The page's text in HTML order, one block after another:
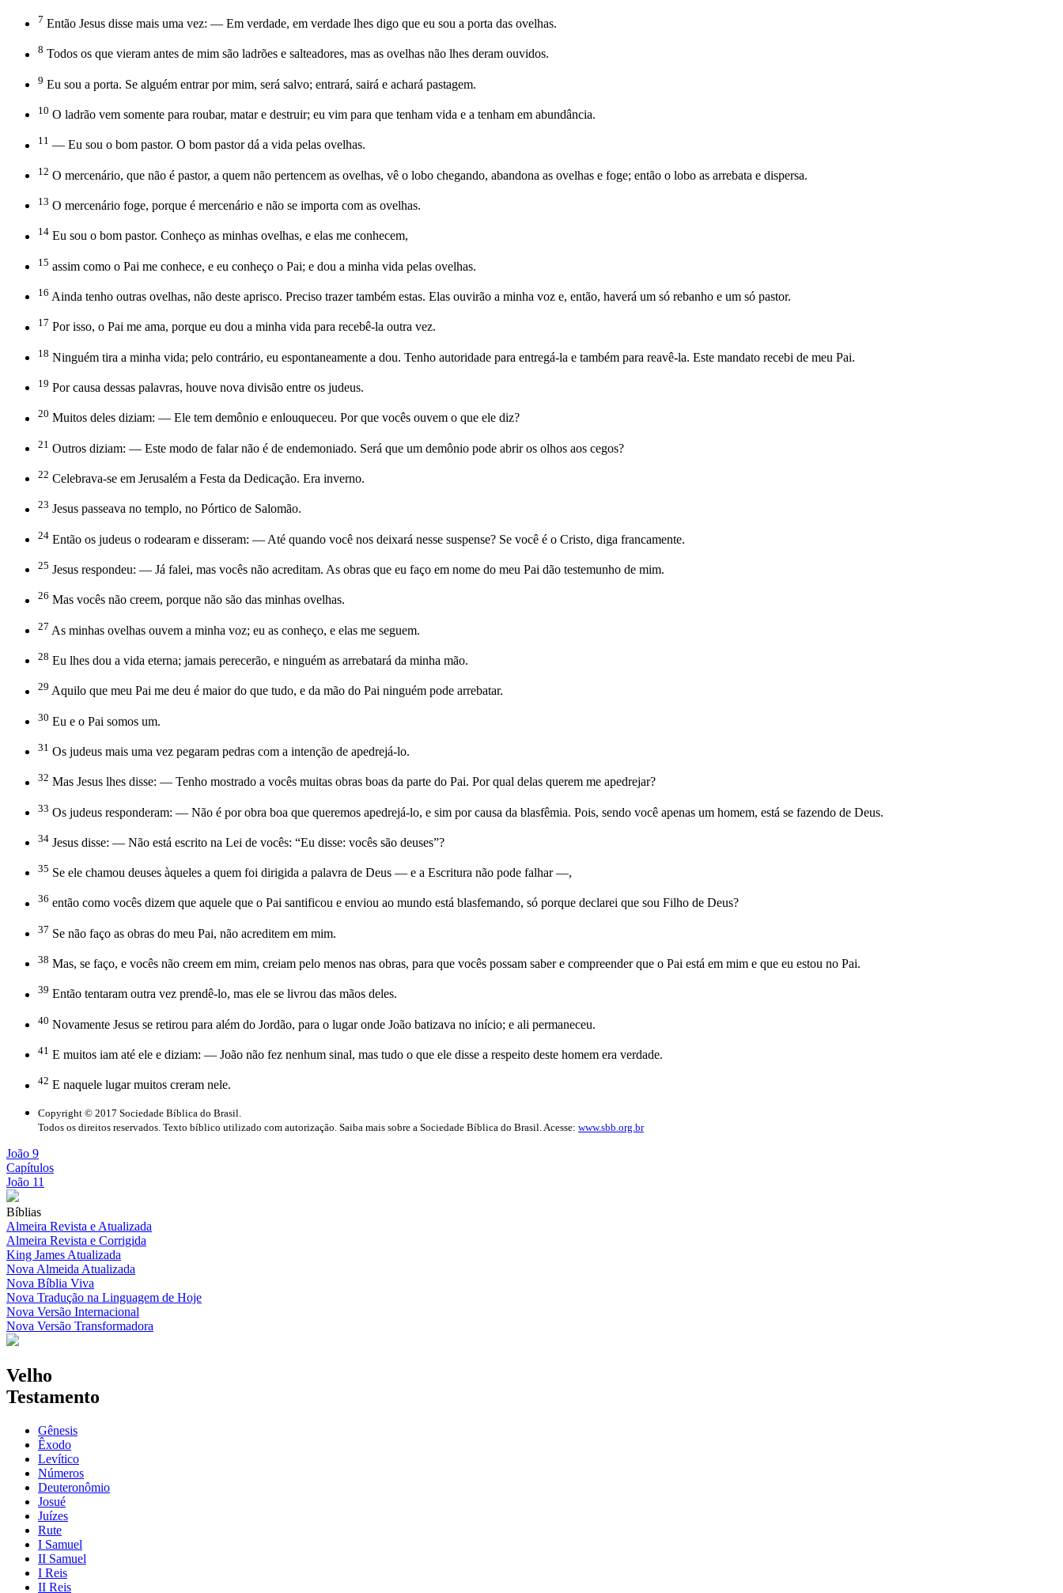
7 Então Jesus disse mais uma vez: — Em verdade, em verdade lhes digo que eu sou a porta das ovelhas.
8 Todos os que vieram antes de mim são ladrões e salteadores, mas as ovelhas não lhes deram ouvidos.
9 Eu sou a porta. Se alguém entrar por mim, será salvo; entrará, sairá e achará pastagem.
10 O ladrão vem somente para roubar, matar e destruir; eu vim para que tenham vida e a tenham em abundância.
11 — Eu sou o bom pastor. O bom pastor dá a vida pelas ovelhas.
12 O mercenário, que não é pastor, a quem não pertencem as ovelhas, vê o lobo chegando, abandona as ovelhas e foge; então o lobo as arrebata e dispersa.
13 O mercenário foge, porque é mercenário e não se importa com as ovelhas.
14 Eu sou o bom pastor. Conheço as minhas ovelhas, e elas me conhecem,
15 assim como o Pai me conhece, e eu conheço o Pai; e dou a minha vida pelas ovelhas.
16 Ainda tenho outras ovelhas, não deste aprisco. Preciso trazer também estas. Elas ouvirão a minha voz e, então, haverá um só rebanho e um só pastor.
17 Por isso, o Pai me ama, porque eu dou a minha vida para recebê-la outra vez.
18 Ninguém tira a minha vida; pelo contrário, eu espontaneamente a dou. Tenho autoridade para entregá-la e também para reavê-la. Este mandato recebi de meu Pai.
19 Por causa dessas palavras, houve nova divisão entre os judeus.
20 Muitos deles diziam: — Ele tem demônio e enlouqueceu. Por que vocês ouvem o que ele diz?
21 Outros diziam: — Este modo de falar não é de endemoniado. Será que um demônio pode abrir os olhos aos cegos?
22 Celebrava-se em Jerusalém a Festa da Dedicação. Era inverno.
23 Jesus passeava no templo, no Pórtico de Salomão.
24 Então os judeus o rodearam e disseram: — Até quando você nos deixará nesse suspense? Se você é o Cristo, diga francamente.
25 Jesus respondeu: — Já falei, mas vocês não acreditam. As obras que eu faço em nome do meu Pai dão testemunho de mim.
26 Mas vocês não creem, porque não são das minhas ovelhas.
27 As minhas ovelhas ouvem a minha voz; eu as conheço, e elas me seguem.
28 Eu lhes dou a vida eterna; jamais perecerão, e ninguém as arrebatará da minha mão.
29 Aquilo que meu Pai me deu é maior do que tudo, e da mão do Pai ninguém pode arrebatar.
30 Eu e o Pai somos um.
31 Os judeus mais uma vez pegaram pedras com a intenção de apedrejá-lo.
32 Mas Jesus lhes disse: — Tenho mostrado a vocês muitas obras boas da parte do Pai. Por qual delas querem me apedrejar?
33 Os judeus responderam: — Não é por obra boa que queremos apedrejá-lo, e sim por causa da blasfêmia. Pois, sendo você apenas um homem, está se fazendo de Deus.
34 Jesus disse: — Não está escrito na Lei de vocês: “Eu disse: vocês são deuses”?
35 Se ele chamou deuses àqueles a quem foi dirigida a palavra de Deus — e a Escritura não pode falhar —,
36 então como vocês dizem que aquele que o Pai santificou e enviou ao mundo está blasfemando, só porque declarei que sou Filho de Deus?
37 Se não faço as obras do meu Pai, não acreditem em mim.
38 Mas, se faço, e vocês não creem em mim, creiam pelo menos nas obras, para que vocês possam saber e compreender que o Pai está em mim e que eu estou no Pai.
39 Então tentaram outra vez prendê-lo, mas ele se livrou das mãos deles.
40 Novamente Jesus se retirou para além do Jordão, para o lugar onde João batizava no início; e ali permaneceu.
41 E muitos iam até ele e diziam: — João não fez nenhum sinal, mas tudo o que ele disse a respeito deste homem era verdade.
42 E naquele lugar muitos creram nele.
Copyright © 2017 Sociedade Bíblica do Brasil.
Todos os direitos reservados. Texto bíblico utilizado com autorização. Saiba mais sobre a Sociedade Bíblica do Brasil. Acesse: www.sbb.org.br
João 9
Capítulos
João 11
Bíblias
Almeira Revista e Atualizada
Almeira Revista e Corrigida
King James Atualizada
Nova Almeida Atualizada
Nova Bíblia Viva
Nova Tradução na Linguagem de Hoje
Nova Versão Internacional
Nova Versão Transformadora
Velho
Testamento
Gênesis
Êxodo
Levítico
Números
Deuteronômio
Josué
Juízes
Rute
I Samuel
II Samuel
I Reis
II Reis